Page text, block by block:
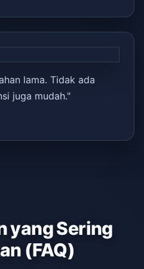
lama. Tidak ada
juga mudah."
yang Sering
(FAQ)